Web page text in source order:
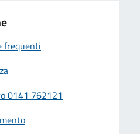
frequenti
0141 762121